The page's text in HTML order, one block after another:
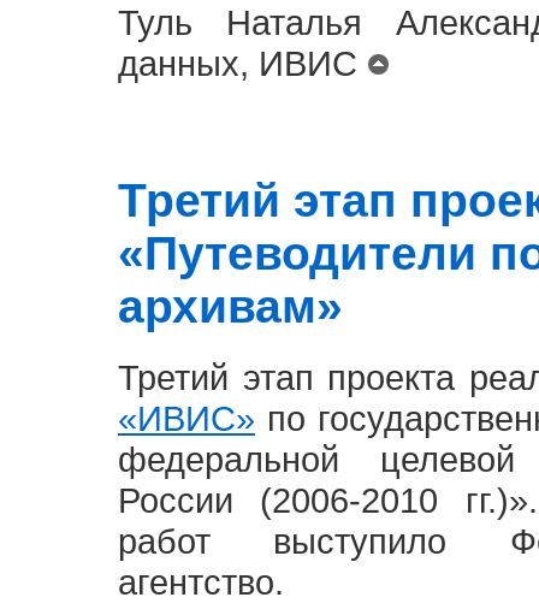
Туль Наталья
данных, ИВИС
Третий этап
«Путеводители
архивам»
Третий этап проекта
«ИВИС» по
федеральной
России (2006-2010
работ выступило
агентство.